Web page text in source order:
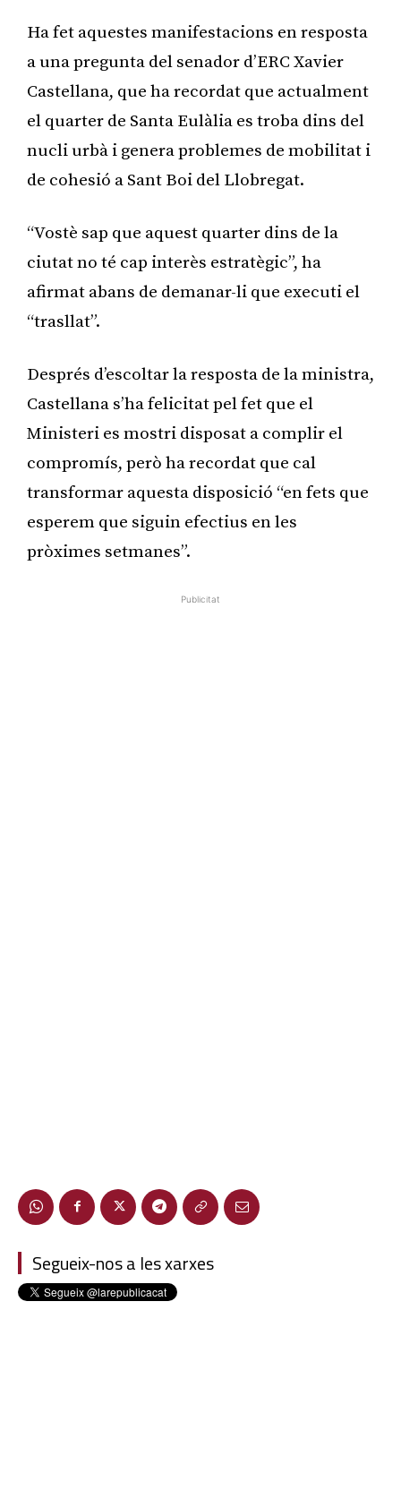
Ha fet aquestes manifestacions en resposta
a una pregunta del senador d’ERC Xavier
Castellana, que ha recordat que actualment
el quarter de Santa Eulàlia es troba dins del
nucli urbà i genera problemes de mobilitat i
de cohesió a Sant Boi del Llobregat.
“Vostè sap que aquest quarter dins de la
ciutat no té cap interès estratègic”, ha
afirmat abans de demanar-li que executi el
“trasllat”.
Després d’escoltar la resposta de la ministra,
Castellana s’ha felicitat pel fet que el
Ministeri es mostri disposat a complir el
compromís, però ha recordat que cal
transformar aquesta disposició “en fets que
esperem que siguin efectius en les
pròximes setmanes”.
Publicitat
Segueix-nos a les xarxes